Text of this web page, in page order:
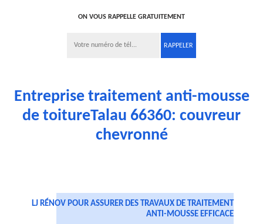
ON VOUS RAPPELLE GRATUITEMENT
Entreprise traitement anti-mousse
de toitureTalau 66360: couvreur
chevronné
LJ RÉNOV POUR ASSURER DES TRAVAUX DE TRAITEMENT
ANTI-MOUSSE EFFICACE